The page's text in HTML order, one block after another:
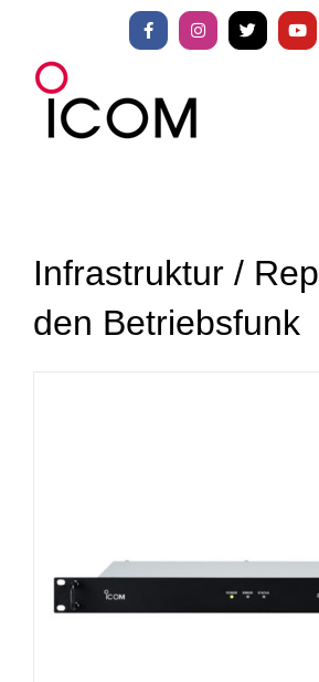
springen
FacebookInstagram
X
Infrastruktur /
den Betriebsfunk